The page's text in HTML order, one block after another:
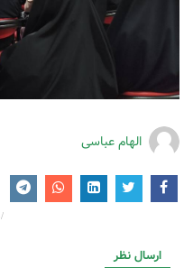
الهام عباسی
ارسال نظر